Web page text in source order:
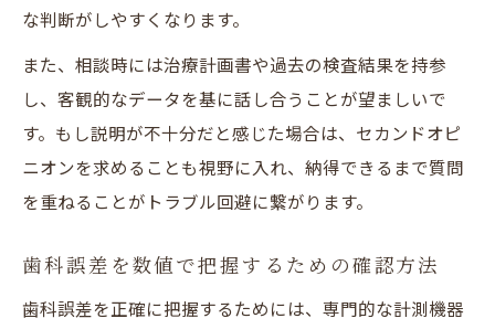
な判断がしやすくなります。
また、相談時には治療計画書や過去の検査結果を持参
し、客観的なデータを基に話し合うことが望ましいで
す。もし説明が不十分だと感じた場合は、セカンドオピ
ニオンを求めることも視野に入れ、納得できるまで質問
を重ねることがトラブル回避に繋がります。
歯科誤差を数値で把握するための確認方法
歯科誤差を正確に把握するためには、専門的な計測機器